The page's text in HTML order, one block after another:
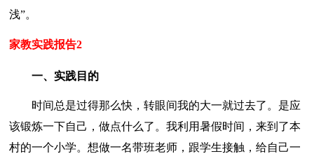
浅”。
家教实践报告2
一、实践目的
时间总是过得那么快，转眼间我的大一就过去了。是应
该锻炼一下自己，做点什么了。我利用暑假时间，来到了本
村的一个小学。想做一名带班老师，跟学生接触，给自己一